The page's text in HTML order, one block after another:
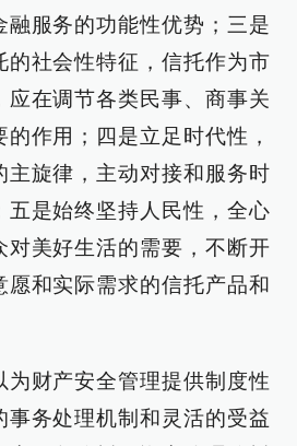
融服务的功能性优势；三是
的社会性特征，信托作为市
应在调节各类民事、商事关
作用；四是立足时代性，
主旋律，主动对接和服务时
五是始终坚持人民性，全心
对美好生活的需要，不断开
愿和实际需求的信托产品和
为财产安全管理提供制度性
事务处理机制和灵活的受益